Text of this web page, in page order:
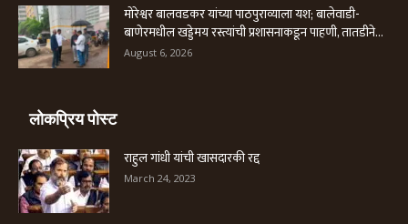
मोरेश्वर बालवडकर यांच्या पाठपुराव्याला यश; बालेवाडी-
बाणेरमधील खड्डेमय रस्त्यांची प्रशासनाकडून पाहणी, तातडीने...
August 6, 2026
लोकप्रिय पोस्ट
राहुल गांधी यांची खासदारकी रद्द
March 24, 2023